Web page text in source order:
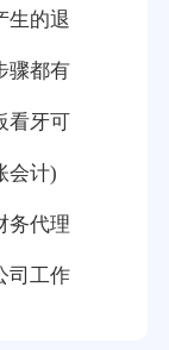
生的退
骤都有
看牙可
会计)
务代理
司工作